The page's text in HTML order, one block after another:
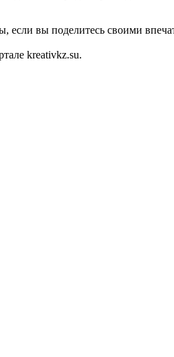
вы поделитесь своими
kreativkz.su.